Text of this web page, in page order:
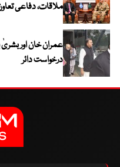
ملاقات، دفاعی
عمران خان اور
درخواست دائر